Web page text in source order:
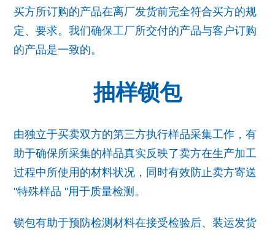
买方所订购的产品在离厂发货前完全符合买方的规
定、要求。我们确保工厂所交付的产品与客户订购
的产品是一致的。
抽样锁包
由独立于买卖双方的第三方执行样品采集工作，有
助于确保所采集的样品真实反映了卖方在生产加工
过程中所使用的材料状况，同时有效防止卖方寄送
"特殊样品 "用于质量检测。
锁包有助于预防检测材料在接受检验后、装运发货